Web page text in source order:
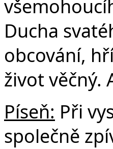
Ducha
obcování,
život věčný.
Píseň: Při
společně